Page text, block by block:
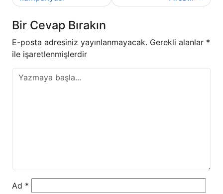
Bir Cevap Bırakın
E-posta adresiniz yayınlanmayacak. Gerekli alanlar *
ile işaretlenmişlerdir
Ad *